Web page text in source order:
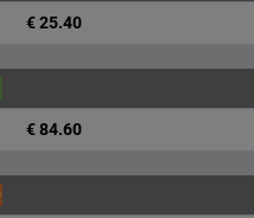
€ 25.40
€ 84.60